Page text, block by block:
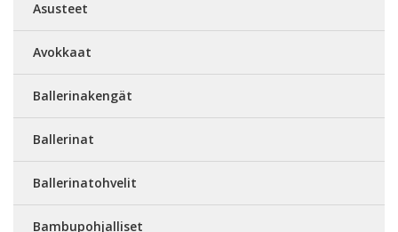
Asusteet
Avokkaat
Ballerinakengät
Ballerinat
Ballerinatohvelit
Bambupohjalliset